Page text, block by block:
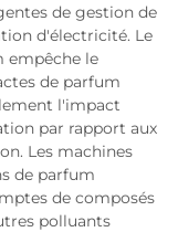
de gestion de
d'électricité. Le
empêche le
de parfum
l'impact
par rapport aux
Les machines
de parfum
de composés
polluants